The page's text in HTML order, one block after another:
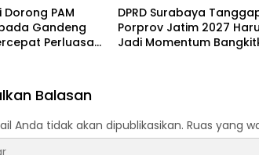
Dorong PAM
Gandeng
Perluasan
DPRD Surabaya
Porprov Jatim 2027
Jadi Momentum
Balasan
Anda tidak akan dipublikasikan. Ruas yang